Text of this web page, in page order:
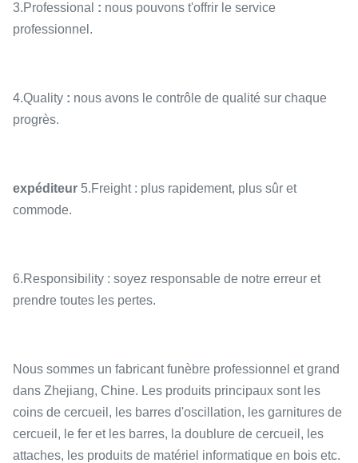
3.Professional : nous pouvons t'offrir le service
professionnel.
4.Quality : nous avons le contrôle de qualité sur chaque
progrès.
expéditeur 5.Freight : plus rapidement, plus sûr et
commode.
6.Responsibility : soyez responsable de notre erreur et
prendre toutes les pertes.
Nous sommes un fabricant funèbre professionnel et grand
dans Zhejiang, Chine. Les produits principaux sont les
coins de cercueil, les barres d'oscillation, les garnitures de
cercueil, le fer et les barres, la doublure de cercueil, les
attaches, les produits de matériel informatique en bois etc.